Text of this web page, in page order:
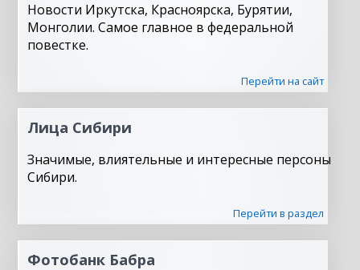
Новости Иркутска, Красноярска, Бурятии,
Монголии. Самое главное в федеральной
повестке.
Перейти на сайт
Лица Сибири
Значимые, влиятельные и интересные персоны
Сибири.
Перейти в раздел
Фотобанк Бабра